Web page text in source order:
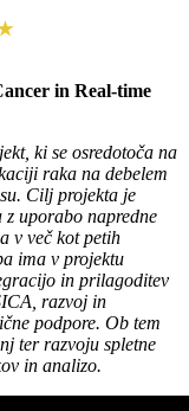
in Real-time
ki se osredotoča na
raka na debelem
Cilj projekta je
uporabo napredne
v več kot petih
ima v projektu
in prilagoditev
razvoj in
podpore. Ob tem
ter razvoju spletne
in analizo.